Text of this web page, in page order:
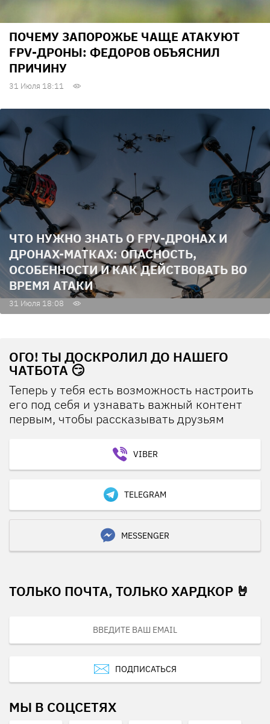
ПОЧЕМУ ЗАПОРОЖЬЕ ЧАЩЕ АТАКУЮТ
FPV-ДРОНЫ: ФЕДОРОВ ОБЪЯСНИЛ
ПРИЧИНУ
31 Июля 18:11
ЧТО НУЖНО ЗНАТЬ О FPV-ДРОНАХ И
ДРОНАХ-МАТКАХ: ОПАСНОСТЬ,
ОСОБЕННОСТИ И КАК ДЕЙСТВОВАТЬ ВО
ВРЕМЯ АТАКИ
31 Июля 18:08
ОГО! ТЫ ДОСКРОЛИЛ ДО НАШЕГО
ЧАТБОТА 😏
Теперь у тебя есть возможность настроить
его под себя и узнавать важный контент
первым, чтобы рассказывать друзьям
VIBER
TELEGRAM
MESSENGER
ТОЛЬКО ПОЧТА, ТОЛЬКО ХАРДКОР 🤘
ПОДПИСАТЬСЯ
МЫ В СОЦСЕТЯХ